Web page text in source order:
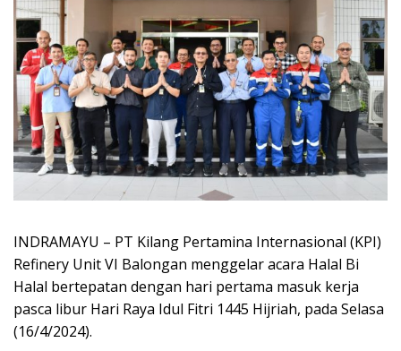
INDRAMAYU – PT Kilang Pertamina Internasional (KPI)
Refinery Unit VI Balongan menggelar acara Halal Bi
Halal bertepatan dengan hari pertama masuk kerja
pasca libur Hari Raya Idul Fitri 1445 Hijriah, pada Selasa
(16/4/2024).